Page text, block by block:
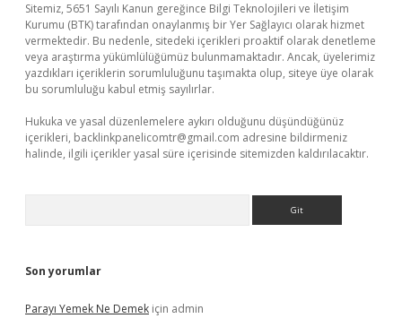
Sitemiz, 5651 Sayılı Kanun gereğince Bilgi Teknolojileri ve İletişim
Kurumu (BTK) tarafından onaylanmış bir Yer Sağlayıcı olarak hizmet
vermektedir. Bu nedenle, sitedeki içerikleri proaktif olarak denetleme
veya araştırma yükümlülüğümüz bulunmamaktadır. Ancak, üyelerimiz
yazdıkları içeriklerin sorumluluğunu taşımakta olup, siteye üye olarak
bu sorumluluğu kabul etmiş sayılırlar.
Hukuka ve yasal düzenlemelere aykırı olduğunu düşündüğünüz
içerikleri, backlinkpanelicomtr@gmail.com adresine bildirmeniz
halinde, ilgili içerikler yasal süre içerisinde sitemizden kaldırılacaktır.
Son yorumlar
Parayı Yemek Ne Demek için admin